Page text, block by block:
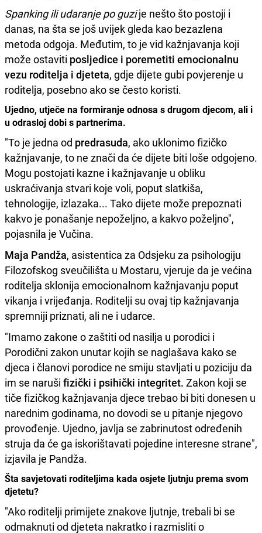
Spanking ili udaranje po guzije nešto što postoji i
danas, na šta se još uvijek gleda kao bezazlena
metoda odgoja. Međutim, to je vid kažnjavanja koji
može ostaviti posljedice i poremetiti emocionalnu
vezu roditelja i djeteta, gdje dijete gubi povjerenje u
roditelja, posebno ako se često koristi.
Ujedno, utječe na formiranje odnosa s drugom djecom, ali i
u odrasloj dobi s partnerima.
"To je jedna od predrasuda, ako uklonimo fizičko
kažnjavanje, to ne znači da će dijete biti loše odgojeno.
Mogu postojati kazne i kažnjavanje u obliku
uskraćivanja stvari koje voli, poput slatkiša,
tehnologije, izlazaka... Tako dijete može prepoznati
kakvo je ponašanje nepoželjno, a kakvo poželjno",
pojasnila je Vučina.
Maja Pandža, asistentica za Odsjeku za psihologiju
Filozofskog sveučilišta u Mostaru, vjeruje da je većina
roditelja sklonija emocionalnom kažnjavanju poput
vikanja i vrijeđanja. Roditelji su ovaj tip kažnjavanja
spremniji priznati, ali ne i udarce.
"Imamo zakone o zaštiti od nasilja u porodici i
Porodični zakon unutar kojih se naglašava kako se
djeca i članovi porodice ne smiju stavljati u poziciju da
im se naruši fizički i psihički integritet. Zakon koji se
tiče fizičkog kažnjavanja djece trebao bi biti donesen u
narednim godinama, no dovodi se u pitanje njegovo
provođenje. Ujedno, javlja se zabrinutost određenih
struja da će ga iskorištavati pojedine interesne strane",
izjavila je Pandža.
Šta savjetovati roditeljima kada osjete ljutnju prema svom
djetetu?
"Ako roditelji primijete znakove ljutnje, trebali bi se
odmaknuti od djeteta nakratko i razmisliti o